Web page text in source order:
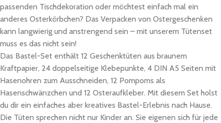
passenden Tischdekoration oder möchtest einfach mal ein
anderes Osterkörbchen? Das Verpacken von Ostergeschenken
kann langwierig und anstrengend sein – mit unserem Tütenset
muss es das nicht sein!
Das Bastel-Set enthält 12 Geschenktüten aus braunem
Kraftpapier, 24 doppelseitige Klebepunkte, 4 DIN A5 Seiten mit
Hasenohren zum Ausschneiden, 12 Pompoms als
Hasenschwänzchen und 12 Osteraufkleber. Mit diesem Set holst
du dir ein einfaches aber kreatives Bastel-Erlebnis nach Hause.
Die Tüten sprechen nicht nur Kinder an. Sie eigenen sich für jede